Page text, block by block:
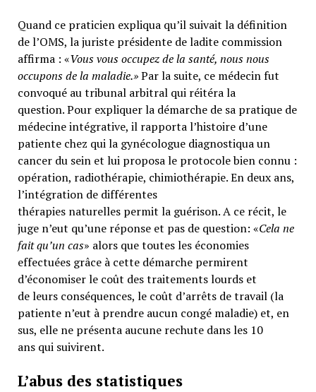
Quand ce praticien expliqua qu’il suivait la définition
de l’OMS, la juriste présidente de ladite commission
affirma : «Vous vous occupez de la santé, nous nous
occupons de la maladie.»Par la suite, ce médecin fut
convoqué au tribunal arbitral qui réitéra la
question. Pour expliquer la démarche de sa pratique de
médecine intégrative, il rapporta l’histoire d’une
patiente chez qui la gynécologue diagnostiqua un
cancer du sein et lui proposa le protocole bien connu :
opération, radiothérapie, chimiothérapie. En deux ans,
l’intégration de différentes
thérapies naturelles permit la guérison. A ce récit, le
juge n’eut qu’une réponse et pas de question: «Cela ne
fait qu’un cas» alors que toutes les économies
effectuées grâce à cette démarche permirent
d’économiser le coût des traitements lourds et
de leurs conséquences, le coût d’arrêts de travail (la
patiente n’eut à prendre aucun congé maladie) et, en
sus, elle ne présenta aucune rechute dans les 10
ans qui suivirent.
L’abus des statistiques